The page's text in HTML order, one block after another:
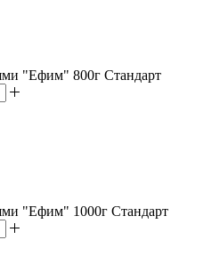
"Ефим" 800г Стандарт
"Ефим" 1000г Стандарт